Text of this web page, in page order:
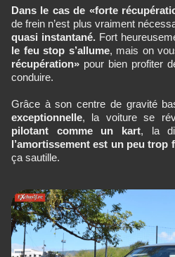
Dans le cas de «forte
de frein n’est plus vraiment
quasi instantané. Fort
le feu stop s’allume, mais on
récupération» pour bien profiter
conduire.
Grâce à son centre de gravité
exceptionnelle, la voiture se
pilotant comme un kart, la
l’amortissement est un peu trop
ça sautille.